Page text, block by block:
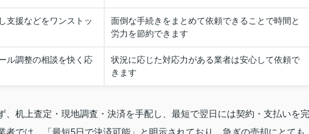
支援などをワンストッ
面倒な手続きをまとめて依頼できることで時間と
労力を節約できます
ル調整の相談を快く応
状況に応じた対応力がある業者は安心して依頼で
きます
、机上査定・現地調査・決済を手配し、最短で翌日には契約・支払いを完
では、「最短5日で決済可能」と明示されており、急ぎの売却にとても